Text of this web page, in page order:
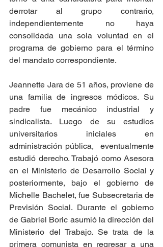
derrotar al grupo contrario,
independientemente no haya
consolidada una sola voluntad en el
programa de gobierno para el término
del mandato correspondiente.
Jeannette Jara de 51 años, proviene de
una familia de ingresos módicos. Su
padre fue mecánico industrial y
sindicalista. Luego de su estudios
universitarios iniciales en
administración pública,  eventualmente
estudió derecho. Trabajó como Asesora
en el Ministerio de Desarrollo Social y
posteriormente, bajo el gobierno de
Michelle Bachelet, fue Subsecretaria de
Previsión Social. Durante el gobierno
de Gabriel Boric asumió la dirección del
Ministerio del Trabajo. Se trata de la
primera comunista en regresar a una